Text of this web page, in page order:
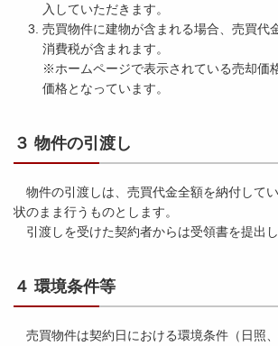
入していただきます。
売買物件に建物が含まれる場合、売買代
消費税が含まれます。
※ホームページで表示されている売却価
価格となっています。
３ 物件の引渡し
物件の引渡しは、売買代金全額を納付して
状のまま行うものとします。
引渡しを受けた契約者からは受領書を提出し
４ 環境条件等
売買物件は契約日における環境条件（日照